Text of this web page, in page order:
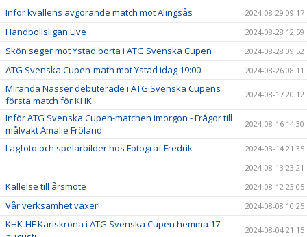
Inför kvällens avgörande match mot Alingsås 2024-08-29 09:17
Handbollsligan Live 2024-08-28 12:59
Skön seger mot Ystad borta i ATG Svenska Cupen 2024-08-28 09:52
ATG Svenska Cupen-math mot Ystad idag 19:00 2024-08-26 08:11
Miranda Nasser debuterade i ATG Svenska Cupens
första match för KHK
2024-08-17 20:12
Inför ATG Svenska Cupen-matchen imorgon - Frågor till
målvakt Amalie Fröland
2024-08-16 14:30
Lagfoto och spelarbilder hos Fotograf Fredrik
2024-08-14 21:35
2024-08-13 23:21
Kallelse till årsmöte 2024-08-12 23:05
Vår verksamhet växer! 2024-08-08 10:25
KHK-HF Karlskrona i ATG Svenska Cupen hemma 17
2024-08-04 21:15